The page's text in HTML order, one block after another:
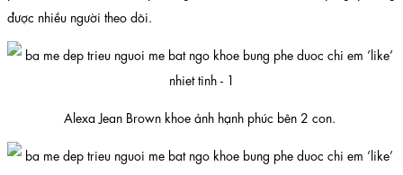
được nhiều người theo dõi.
Alexa Jean Brown khoe ảnh hạnh phúc bên 2 con.